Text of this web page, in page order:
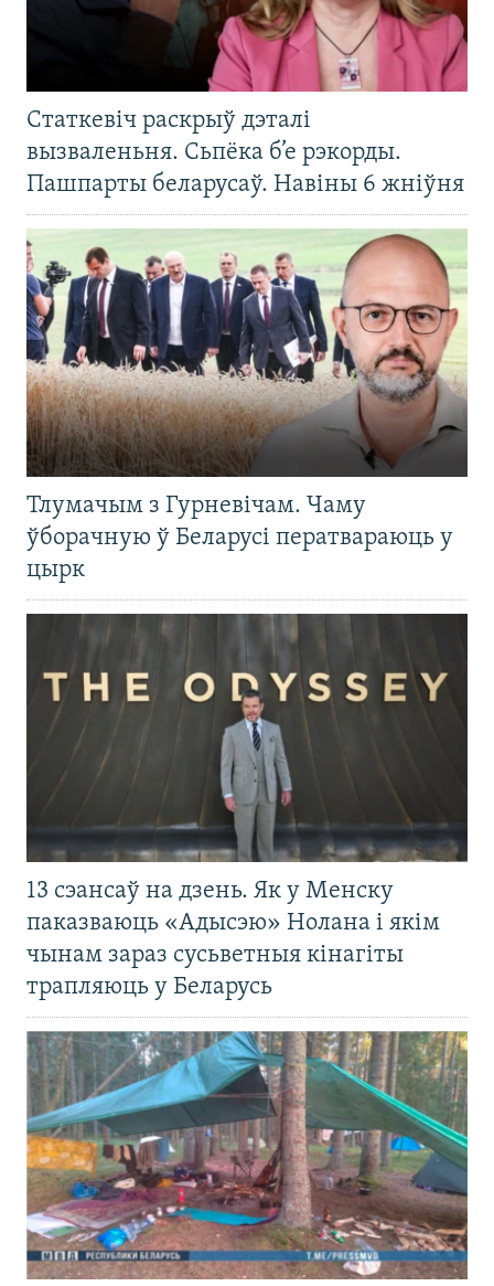
Статкевіч раскрыў дэталі
вызваленьня. Сьпёка б’е рэкорды.
Пашпарты беларусаў. Навіны 6 жніўня
Тлумачым з Гурневічам. Чаму
ўборачную ў Беларусі ператвараюць у
цырк
13 сэансаў на дзень. Як у Менску
паказваюць «Адысэю» Нолана і якім
чынам зараз сусьветныя кінагіты
трапляюць у Беларусь